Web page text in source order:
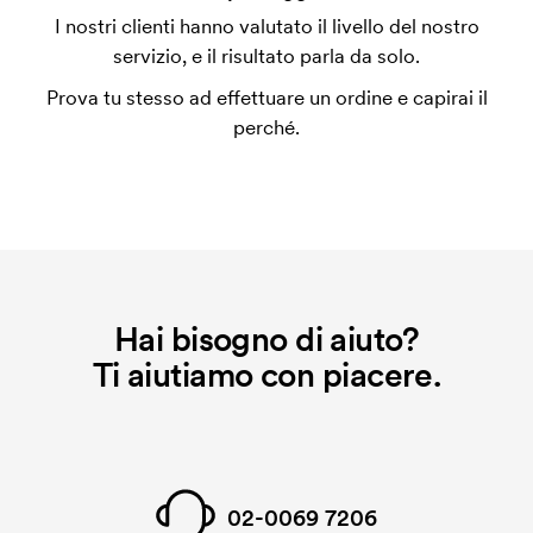
L'impianto stampa è un tipo di impianto che si
utilizza al momento della stampa. Dobbiamo creare
un impianto stampa per ogni colore da stampare. Se
ripeti lo stesso ordine, questo costo non viene più
I nostri clienti hanno valutato il livello del nostro
servizio, e il risultato parla da solo.
Prova tu stesso ad effettuare un ordine e capirai il
perché.
Hai bisogno di aiuto?
Ti aiutiamo con piacere.
02-0069 7206